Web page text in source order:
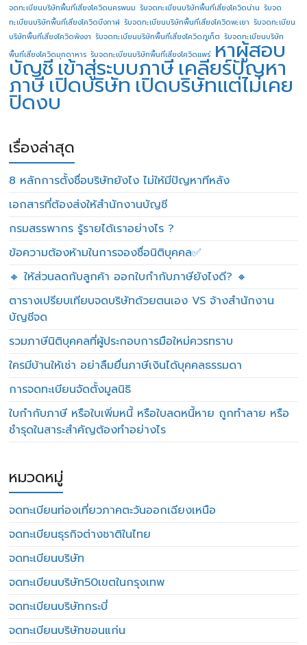
จดทะเบียนบริษัทพื้นที่เสี่ยงโควิดนครพนม รับจดทะเบียนบริษัทพื้นที่เสี่ยงโควิดน่าน รับจด
ทะเบียนบริษัทพื้นที่เสี่ยงโควิดบึงกาฬ รับจดทะเบียนบริษัทพื้นที่เสี่ยงโควิดพะเยา รับจดทะเบียน
บริษัทพื้นที่เสี่ยงโควิดพังงา รับจดทะเบียนบริษัทพื้นที่เสี่ยงโควิดภูเก็ต รับจดทะเบียนบริษัท
พื้นที่เสี่ยงโควิดมุกดาหาร รับจดทะเบียนบริษัทพื้นที่เสี่ยงโควิดแพร่ หาผู้สอบ
บัญชี เข้าสู่ระบบภาษี เคลียร์ปัญหา
ภาษีเปิดบริษัทเปิดบริษัทแต่ไม่เคย
ปิดงบ
เรื่องล่าสุด
8 หลักการตั้งชื่อบริษัทยังไง ไม่ให้มีปัญหาทีหลัง
เอกสารที่ต้องส่งให้สำนักงานบัญชี
กรมสรรพากร รู้รายได้เราอย่างไร ?
ข้อความต้องห้ามในการจองชื่อนิติบุคคล✅
🔸 ให้ส่วนลดกับลูกค้า ออกใบกำกับภาษียังไงดี? 🔸
ตารางเปรียบเทียบจดบริษัทด้วยตนเอง VS จ้างสำนักงาน
บัญชีจด
รวมภาษีนิติบุคคลที่ผู้ประกอบการมือใหม่ควรทราบ
ใครมีบ้านให้เช่า อย่าลืมยื่นภาษีเงินได้บุคคลธรรมดา
การจดทะเบียนจัดตั้งมูลนิธิ
ใบกำกับภาษี หรือใบเพิ่มหนี้ หรือใบลดหนี้หาย ถูกทำลาย หรือ
ชำรุดในสาระสำคัญต้องทำอย่างไร
หมวดหมู่
จดทะเบียนท่องเที่ยวภาคตะวันออกเฉียงเหนือ
จดทะเบียนธุรกิจต่างชาติในไทย
จดทะเบียนบริษัท
จดทะเบียนบริษัท50เขตในกรุงเทพ
จดทะเบียนบริษัทกระบี่
จดทะเบียนบริษัทขอนแก่น